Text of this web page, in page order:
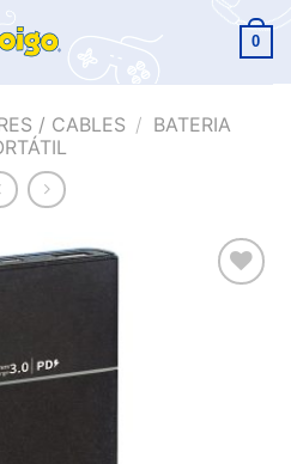
0
/ CABLES / BATERIA